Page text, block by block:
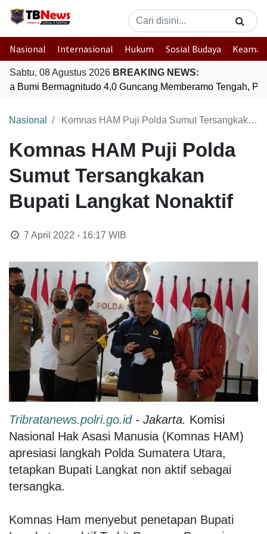
Nasional Internasional Hukum Sosial Budaya
Sabtu, 08 Agustus 2026 BREAKING NEWS:
Bumi Bermagnitudo 4,0 Guncang Memberamo Tengah,
Nasional Komnas HAM Puji Polda Sumut Tersangkakan Bupati Langkat Nonaktif
Komnas HAM Puji Polda
Sumut Tersangkakan
Bupati Langkat Nonaktif
7 April 2022 - 16:17 WIB
Tribratanews.polri.go.id- Jakarta. Komisi
Nasional Hak Asasi Manusia (Komnas HAM)
apresiasi langkah Polda Sumatera Utara,
tetapkan Bupati Langkat non aktif sebagai
tersangka.
Komnas Ham menyebut penetapan Bupati